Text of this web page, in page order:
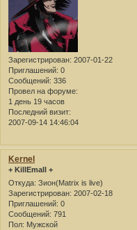
Зарегистрирован: 2007-01-22
Приглашений: 0
Сообщений: 336
Провел на форуме:
1 день 19 часов
Последний визит:
2007-09-14 14:46:04
Kernel
+ KillEmall +
Откуда: Зион(Matrix is live)
Зарегистрирован: 2007-02-18
Приглашений: 0
Сообщений: 791
Пол: Мужской